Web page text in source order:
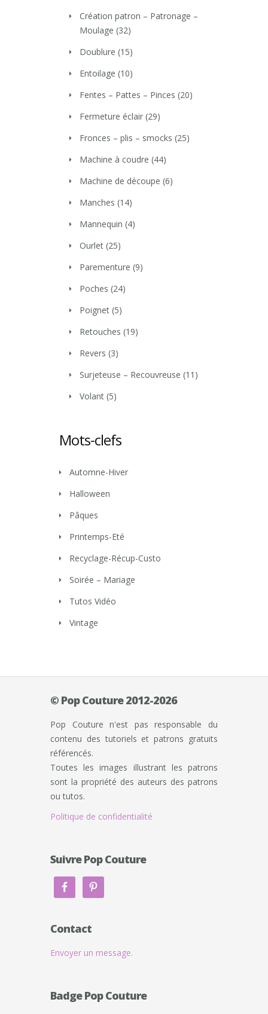
Création patron – Patronage –
Moulage (32)
Doublure (15)
Entoilage (10)
Fentes – Pattes – Pinces (20)
Fermeture éclair (29)
Fronces – plis – smocks (25)
Machine à coudre (44)
Machine de découpe (6)
Manches (14)
Mannequin (4)
Ourlet (25)
Parementure (9)
Poches (24)
Poignet (5)
Retouches (19)
Revers (3)
Surjeteuse – Recouvreuse (11)
Volant (5)
Mots-clefs
Automne-Hiver
Halloween
Pâques
Printemps-Eté
Recyclage-Récup-Custo
Soirée – Mariage
Tutos Vidéo
Vintage
© Pop Couture 2012-2026
Pop Couture n'est pas responsable du
contenu des tutoriels et patrons gratuits
référencés.
Toutes les images illustrant les patrons
sont la propriété des auteurs des patrons
ou tutos.
Politique de confidentialité
Suivre Pop Couture
Contact
Envoyer un message.
Badge Pop Couture